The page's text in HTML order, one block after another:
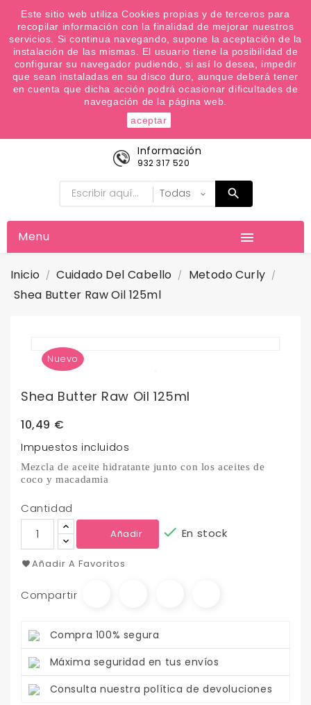
¿Quiere conocer las próximas ofertas del fin de
semana? Apúntate a nuestra Newsletter
Favoritos (0)

Información
932 317 520

Menu
Inicio Cuidado Del Cabello
Metodo Curly
Shea Butter Raw Oil 125ml
Nuevo
Shea Butter Raw Oil 125ml
10,49 €
Impuestos incluidos
Mezcla de aceite hidratante junto con los aceites de
coco y macadamia
Cantidad
Añadir  En stock
Añadir A Favoritos
Compartir
Compra 100% segura
Máxima seguridad en tus envíos
Consulta nuestra política de devoluciones
Este sitio web utiliza Cookies propias y de terceros para
recopilar información con la finalidad de mejorar nuestros
servicios. Si continua navegando, supone la aceptación de la
instalación de las mismas. El usuario tiene la posibilidad de
configurar su navegador pudiendo, si así lo desea, impedir
que sean instaladas en su disco duro, aunque deberá tener
en cuenta que dicha acción podrá ocasionar dificultades de
navegación de la página web.
aceptar